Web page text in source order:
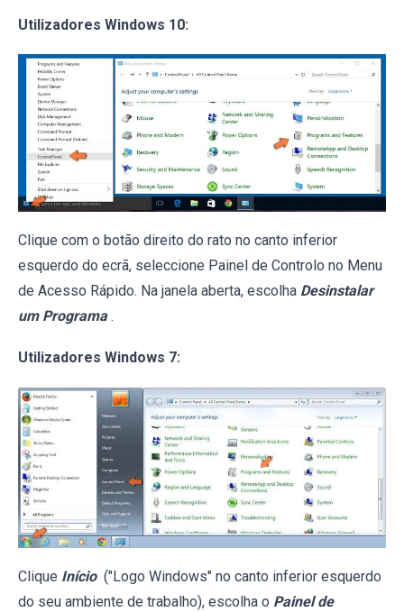
Utilizadores Windows 10:
Clique com o botão direito do rato no canto inferior
esquerdo do ecrã, seleccione Painel de Controlo no Menu
de Acesso Rápido. Na janela aberta, escolha Desinstalar
um Programa .
Utilizadores Windows 7:
Clique Início ("Logo Windows" no canto inferior esquerdo
do seu ambiente de trabalho), escolha o Painel de